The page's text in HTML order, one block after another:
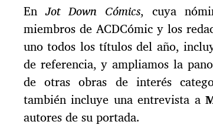
EnJot Down Cómics, cuya
miembros de ACDCómic y los
uno todos los títulos del año,
de referencia, y ampliamos la
de otras obras de interés
también incluye una entrevista a
autores de su portada.